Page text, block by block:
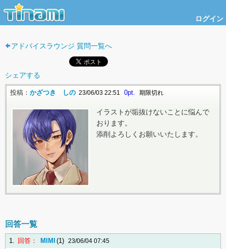
ログイン
アドバイスラウンジ 質問一覧へ
シェアする
投稿： かざつき しの 23/06/03 22:51 0pt. 期限切れ
イラストが垢抜けないことに悩んで
おります。
添削よろしくお願いいたします。
回答一覧
1. 回答： MIMI (1) 23/06/04 07:45